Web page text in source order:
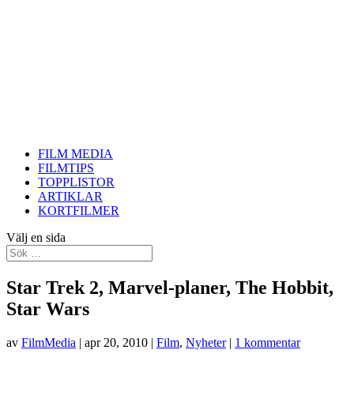
FILM MEDIA
FILMTIPS
TOPPLISTOR
ARTIKLAR
KORTFILMER
Välj en sida
Star Trek 2, Marvel-planer, The Hobbit,
Star Wars
av FilmMedia | apr 20, 2010 | Film, Nyheter| 1 kommentar